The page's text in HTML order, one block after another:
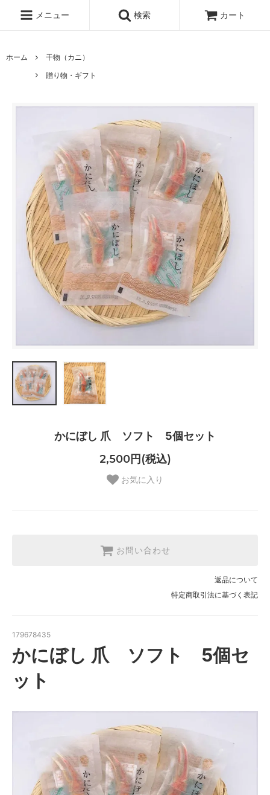
メニュー 検索 カート
ホーム
干物（カニ）
贈り物・ギフト
かにぼし 爪 ソフト 5個セット
2,500円(税込)
お気に入り
お問い合わせ
返品について
特定商取引法に基づく表記
179678435
かにぼし 爪 ソフト 5個セ
ット